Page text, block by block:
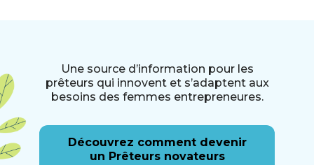
Une source d’information pour les
prêteurs qui innovent et s’adaptent aux
besoins des femmes entrepreneures.
Découvrez comment devenir
un Prêteurs novateurs